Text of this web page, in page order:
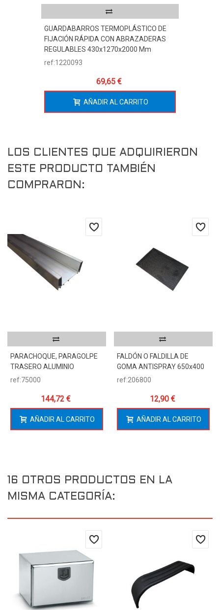
GUARDABARROS TERMOPLÁSTICO DE
FIJACIÓN RÁPIDA CON ABRAZADERAS
REGULABLES 430x1270x2000 Mm
ref:1220093
69,65 €
AÑADIR AL CARRITO
LOS CLIENTES QUE ADQUIRIERON
ESTE PRODUCTO TAMBIÉN
COMPRARON:
PARACHOQUE, PARAGOLPE
TRASERO ALUMINIO
ref:75000
144,72 €
AÑADIR AL CARRITO
FALDÓN O FALDILLA DE
GOMA ANTISPRAY 650x400
ref:206800
12,90 €
AÑADIR AL CARRITO
16 OTROS PRODUCTOS EN LA
MISMA CATEGORÍA: